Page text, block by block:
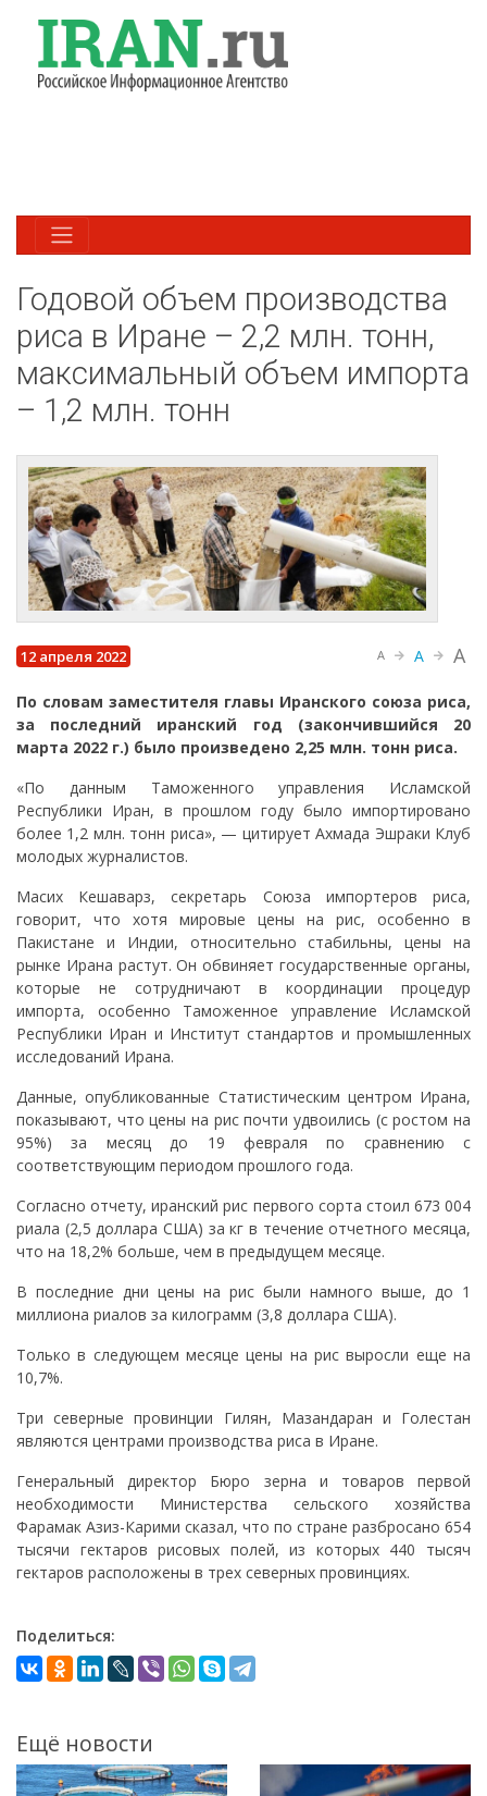
Годовой объем производства
риса в Иране – 2,2 млн. тонн,
максимальный объем импорта
– 1,2 млн. тонн
12 апреля 2022 A A A
По словам заместителя главы Иранского союза риса,
за последний иранский год (закончившийся 20
марта 2022 г.) было произведено 2,25 млн. тонн риса.
«По данным Таможенного управления Исламской
Республики Иран, в прошлом году было импортировано
более 1,2 млн. тонн риса», — цитирует Ахмада Эшраки Клуб
молодых журналистов.
Масих Кешаварз, секретарь Союза импортеров риса,
говорит, что хотя мировые цены на рис, особенно в
Пакистане и Индии, относительно стабильны, цены на
рынке Ирана растут. Он обвиняет государственные органы,
которые не сотрудничают в координации процедур
импорта, особенно Таможенное управление Исламской
Республики Иран и Институт стандартов и промышленных
исследований Ирана.
Данные, опубликованные Статистическим центром Ирана,
показывают, что цены на рис почти удвоились (с ростом на
95%) за месяц до 19 февраля по сравнению с
соответствующим периодом прошлого года.
Согласно отчету, иранский рис первого сорта стоил 673 004
риала (2,5 доллара США) за кг в течение отчетного месяца,
что на 18,2% больше, чем в предыдущем месяце.
В последние дни цены на рис были намного выше, до 1
миллиона риалов за килограмм (3,8 доллара США).
Только в следующем месяце цены на рис выросли еще на
10,7%.
Три северные провинции Гилян, Мазандаран и Голестан
являются центрами производства риса в Иране.
Генеральный директор Бюро зерна и товаров первой
необходимости Министерства сельского хозяйства
Фарамак Азиз-Карими сказал, что по стране разбросано 654
тысячи гектаров рисовых полей, из которых 440 тысяч
гектаров расположены в трех северных провинциях.
Поделиться:
Ещё новости